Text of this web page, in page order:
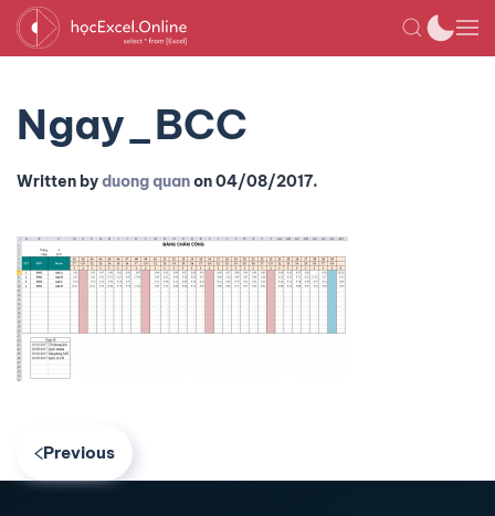
Ngay_BCC
Written byduong quanon04/08/2017.
Previous